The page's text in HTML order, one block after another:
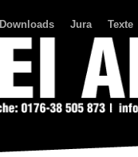
Downloads Jura Texte